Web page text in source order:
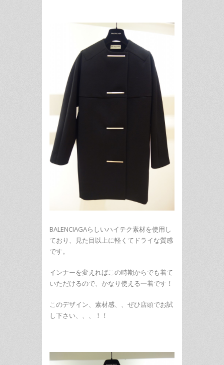
BALENCIAGAらしいハイテク素材を使用し
ており、見た目以上に軽くてドライな質感
です。
インナーを変えればこの時期からでも着て
いただけるので、かなり使える一着です！
このデザイン、素材感、、ぜひ店頭でお試
し下さい、、、！！